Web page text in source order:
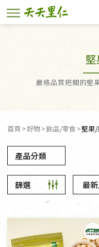
嚴格品質把關的堅
首頁 好物 飲品/零食 堅果/
產品分類
篩選